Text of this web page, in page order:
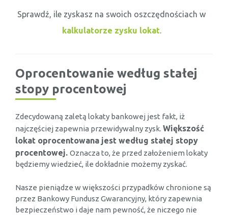
Sprawdź, ile zyskasz na swoich oszczędnościach w
kalkulatorze zysku lokat.
Oprocentowanie według stałej
stopy procentowej
Zdecydowaną zaletą lokaty bankowej jest fakt, iż
najczęściej zapewnia przewidywalny zysk. Większość
lokat oprocentowana jest według stałej stopy
procentowej. Oznacza to, że przed założeniem lokaty
będziemy wiedzieć, ile dokładnie możemy zyskać.
Nasze pieniądze w większości przypadków chronione są
przez Bankowy Fundusz Gwarancyjny, który zapewnia
bezpieczeństwo i daje nam pewność, że niczego nie